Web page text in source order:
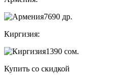
7690 др.
Киргизия:
1390 сом.
Купить со скидкой